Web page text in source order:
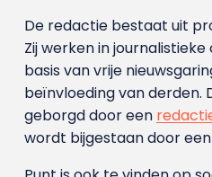
De redactie bestaat uit
Zij werken in
basis van vrije
beïnvloeding van derden.
geborgd door een
wordt bijgestaan door